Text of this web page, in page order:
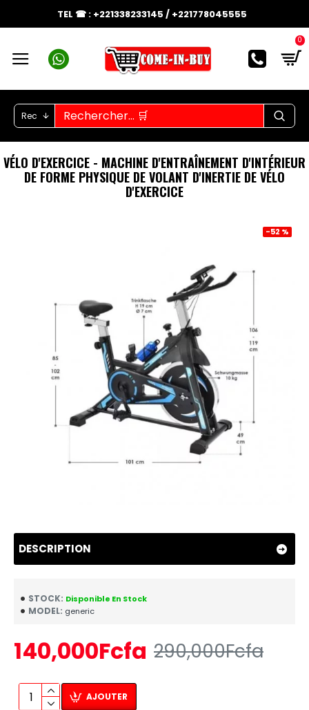
TEL ☎ : +221338233145 / +221778045555
0
Rec
VÉLO D'EXERCICE - MACHINE D'ENTRAÎNEMENT D'INTÉRIEUR
DE FORME PHYSIQUE DE VOLANT D'INERTIE DE VÉLO
D'EXERCICE
-52 %
DESCRIPTION
STOCK: Disponible En Stock
MODEL: generic
140,000Fcfa 290,000Fcfa
AJOUTER